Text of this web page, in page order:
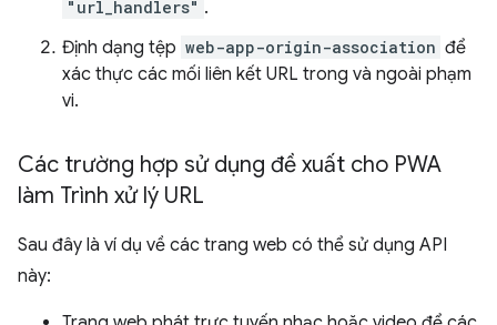
"url_handlers" .
Định dạng tệp web-app-origin-association để
xác thực các mối liên kết URL trong và ngoài phạm
vi.
Các trường hợp sử dụng đề xuất cho PWA
làm Trình xử lý URL
Sau đây là ví dụ về các trang web có thể sử dụng API
này: